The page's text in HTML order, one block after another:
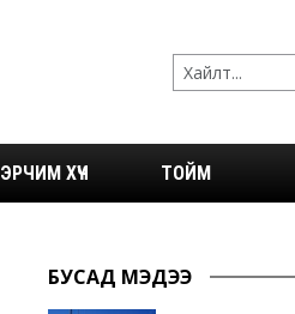
ЭРЧИМ ХҮЧ ТОЙМ
БУСАД МЭДЭЭ